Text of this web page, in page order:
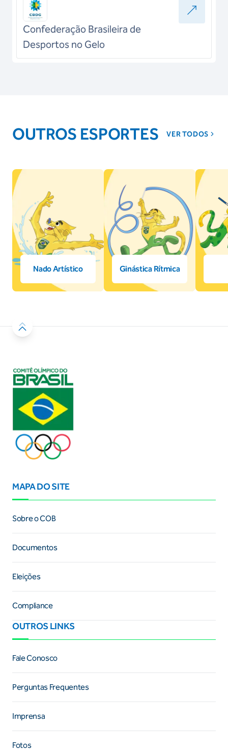
Confederação Brasileira de
Desportos no Gelo
OUTROS ESPORTES VER TODOS
Nado Artístico Ginástica Rítmica
MAPA DO SITE
Sobre o COB
Documentos
Eleições
Compliance
OUTROS LINKS
Fale Conosco
Perguntas Frequentes
Imprensa
Fotos